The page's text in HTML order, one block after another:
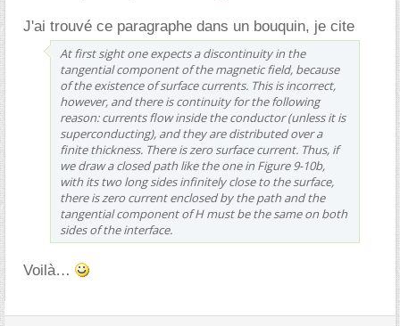
J'ai trouvé ce paragraphe dans un bouquin, je cite
At first sight one expects a discontinuity in the
tangential component of the magnetic field, because
of the existence of surface currents. This is incorrect,
however, and there is continuity for the following
reason: currents flowinsidethe conductor (unless it is
superconducting), and they are distributed over a
finite thickness. There iszero surface current. Thus, if
we draw a closed path like the one in Figure 9-10b,
with its two long sides infinitely close to the surface,
there is zero current enclosed by the path and the
tangential component of H must be the same on both
sides of the interface.
Voilà